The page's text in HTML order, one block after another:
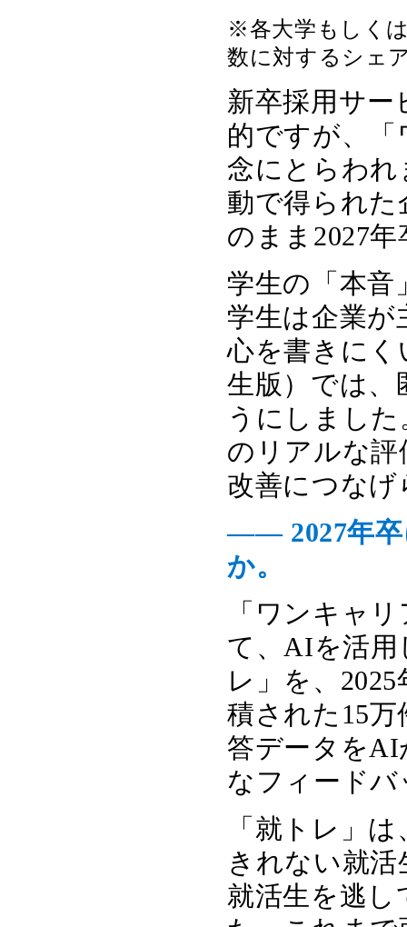
※各大学もしく
数に対するシェ
新卒採用サ
的ですが、
念にとらわれ
動で得られ
のまま2027
学生の「本音
学生は企業が
心を書きに
生版）では、
うにしまし
のリアルな
改善につな
―― 2027年卒
か。
「ワンキャ
て、AIを活用
レ」を、
積された15
答データをAI
なフィード
「就トレ」
きれない就
就活生を逃